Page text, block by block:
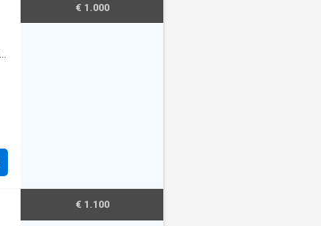
€ 1.000
€ 1.100